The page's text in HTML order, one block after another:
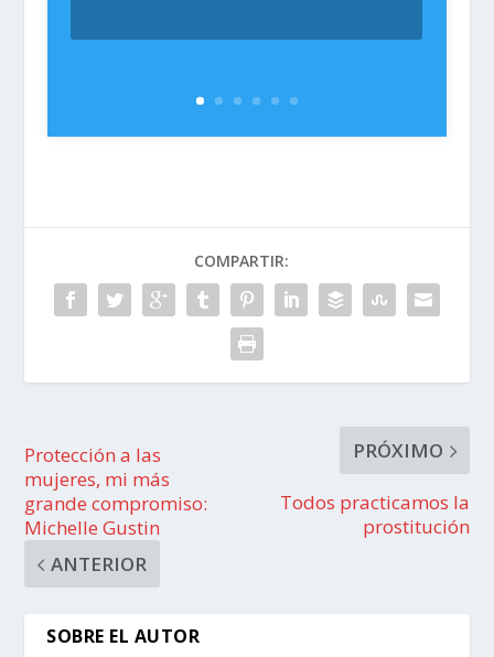
COMPARTIR:
Protección a las
mujeres, mi más
grande compromiso:
Michelle Gustin
ANTERIOR
PRÓXIMO
Todos practicamos la
prostitución
SOBRE EL AUTOR